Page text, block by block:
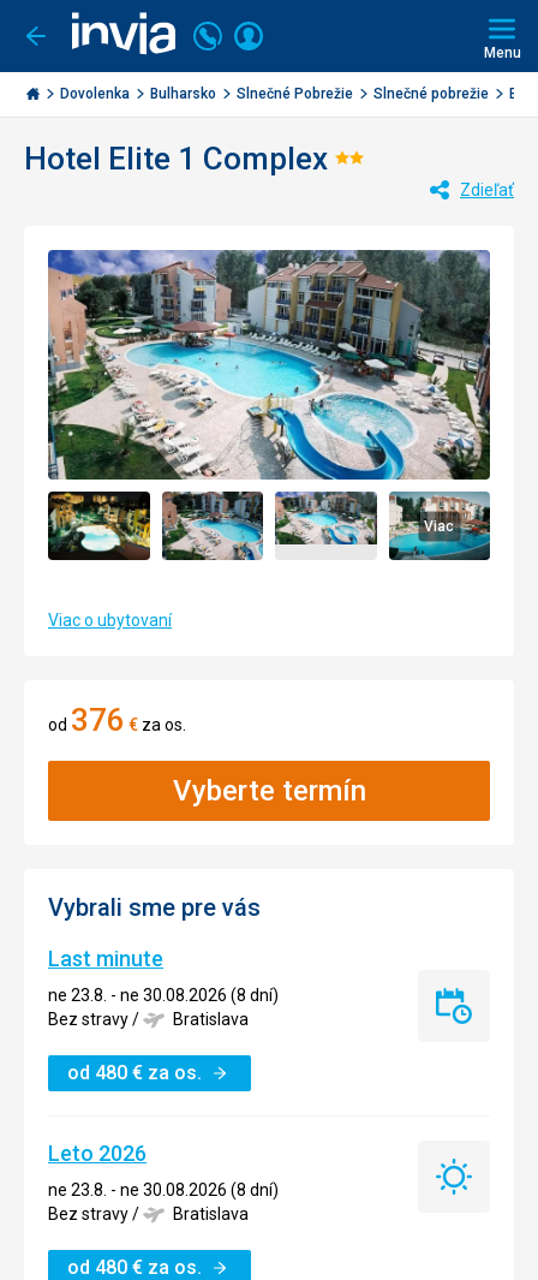
Ísť
späť
Invia.sk
Volajte
+421
2
3221
Prihlásiť
Menu
Dovolenka Bulharsko Slnečné Pobrežie Slnečné pobrežie
Hotel Elite 1 Complex Hodnotenie:
Zdieľať
Viac
Viac o ubytovaní
od 376 € za os.
Vyberte termín
Vybrali sme pre vás
Last minute
ne 23.8. - ne 30.08.2026 (8 dní)
Bez stravy/ Bratislava
od 480 € za os.
Last
Leto 2026
ne 23.8. - ne 30.08.2026 (8 dní)
Bez stravy/ Bratislava
od 480 € za os.
Leto